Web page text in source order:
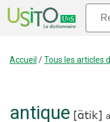
Accueil /Tous les articles
antique [ɑ̃tik]